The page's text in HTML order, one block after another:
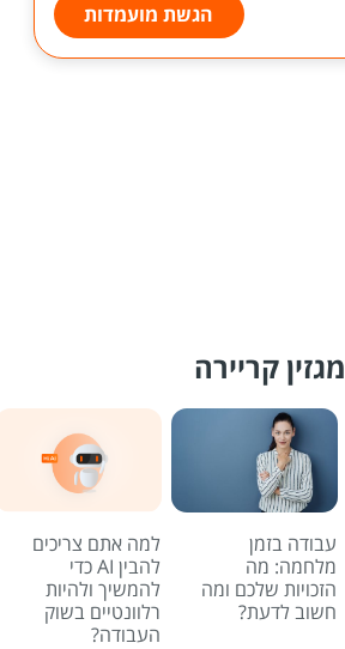
הגשת מועמדות
מגזין קריירה
עבודה בזמן
מלחמה: מה
הזכויות שלכם ומה
חשוב לדעת?
למה אתם צריכים
להבין AI כדי
להמשיך ולהיות
רלוונטיים בשוק
העבודה?